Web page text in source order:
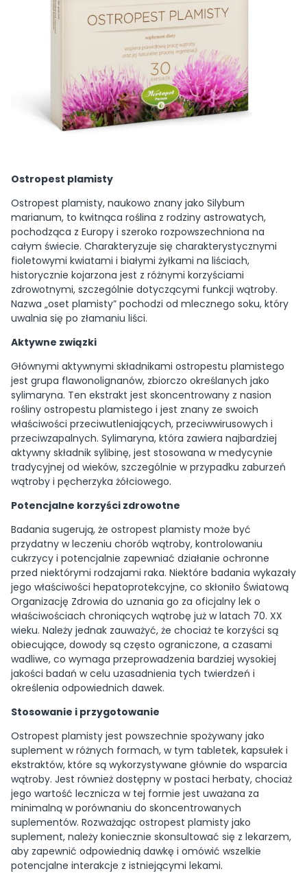
Ostropest plamisty
Ostropest plamisty, naukowo znany jako Silybum
marianum, to kwitnąca roślina z rodziny astrowatych,
pochodząca z Europy i szeroko rozpowszechniona na
całym świecie. Charakteryzuje się charakterystycznymi
fioletowymi kwiatami i białymi żyłkami na liściach,
historycznie kojarzona jest z różnymi korzyściami
zdrowotnymi, szczególnie dotyczącymi funkcji wątroby.
Nazwa „oset plamisty” pochodzi od mlecznego soku, który
uwalnia się po złamaniu liści.
Aktywne związki
Głównymi aktywnymi składnikami ostropestu plamistego
jest grupa flawonolignanów, zbiorczo określanych jako
sylimaryna. Ten ekstrakt jest skoncentrowany z nasion
rośliny ostropestu plamistego i jest znany ze swoich
właściwości przeciwutleniających, przeciwwirusowych i
przeciwzapalnych. Sylimaryna, która zawiera najbardziej
aktywny składnik sylibinę, jest stosowana w medycynie
tradycyjnej od wieków, szczególnie w przypadku zaburzeń
wątroby i pęcherzyka żółciowego.
Potencjalne korzyści zdrowotne
Badania sugerują, że ostropest plamisty może być
przydatny w leczeniu chorób wątroby, kontrolowaniu
cukrzycy i potencjalnie zapewniać działanie ochronne
przed niektórymi rodzajami raka. Niektóre badania wykazały
jego właściwości hepatoprotekcyjne, co skłoniło Światową
Organizację Zdrowia do uznania go za oficjalny lek o
właściwościach chroniących wątrobę już w latach 70. XX
wieku. Należy jednak zauważyć, że chociaż te korzyści są
obiecujące, dowody są często ograniczone, a czasami
wadliwe, co wymaga przeprowadzenia bardziej wysokiej
jakości badań w celu uzasadnienia tych twierdzeń i
określenia odpowiednich dawek.
Stosowanie i przygotowanie
Ostropest plamisty jest powszechnie spożywany jako
suplement w różnych formach, w tym tabletek, kapsułek i
ekstraktów, które są wykorzystywane głównie do wsparcia
wątroby. Jest również dostępny w postaci herbaty, chociaż
jego wartość lecznicza w tej formie jest uważana za
minimalną w porównaniu do skoncentrowanych
suplementów. Rozważając ostropest plamisty jako
suplement, należy koniecznie skonsultować się z lekarzem,
aby zapewnić odpowiednią dawkę i omówić wszelkie
potencjalne interakcje z istniejącymi lekami.